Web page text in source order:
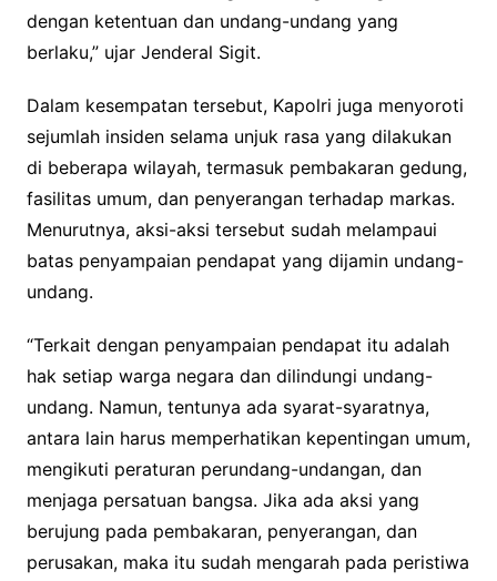
dengan ketentuan dan undang-undang yang
berlaku,” ujar Jenderal Sigit.
Dalam kesempatan tersebut, Kapolri juga menyoroti
sejumlah insiden selama unjuk rasa yang dilakukan
di beberapa wilayah, termasuk pembakaran gedung,
fasilitas umum, dan penyerangan terhadap markas.
Menurutnya, aksi-aksi tersebut sudah melampaui
batas penyampaian pendapat yang dijamin undang-
undang.
“Terkait dengan penyampaian pendapat itu adalah
hak setiap warga negara dan dilindungi undang-
undang. Namun, tentunya ada syarat-syaratnya,
antara lain harus memperhatikan kepentingan umum,
mengikuti peraturan perundang-undangan, dan
menjaga persatuan bangsa. Jika ada aksi yang
berujung pada pembakaran, penyerangan, dan
perusakan, maka itu sudah mengarah pada peristiwa